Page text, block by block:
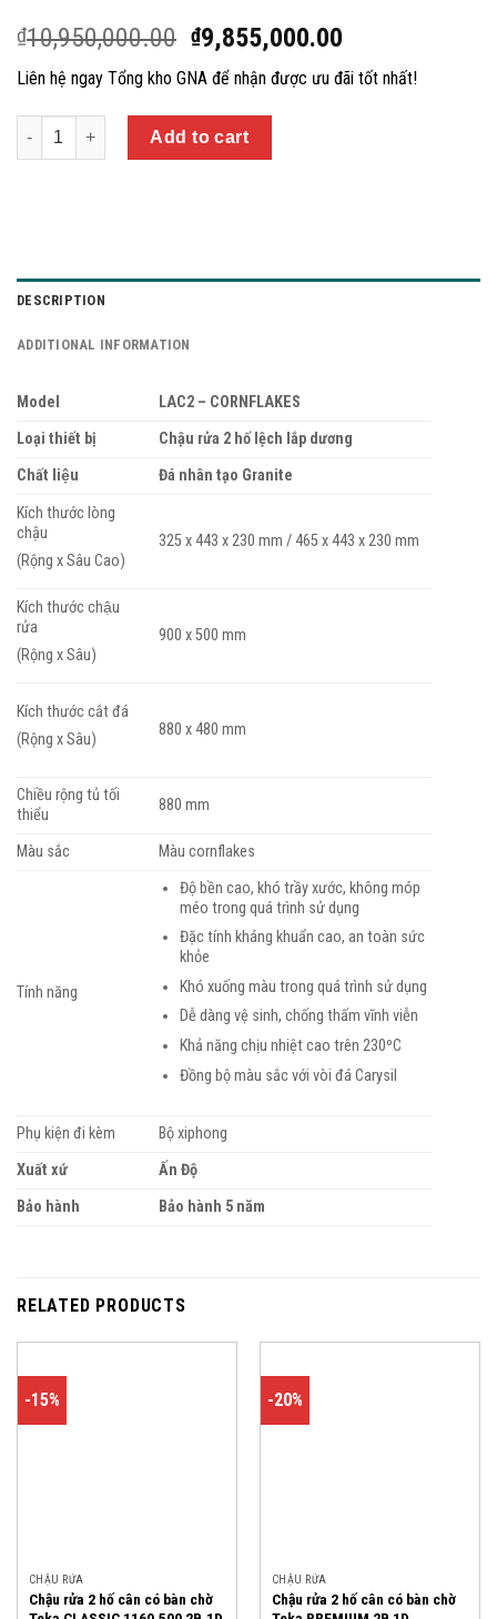
₫10,950,000.00 ₫9,855,000.00
Liên hệ ngay Tổng kho GNA để nhận được ưu đãi tốt nhất!
Quantity
Add to cart
DESCRIPTION
ADDITIONAL INFORMATION
Model
LAC2 – CORNFLAKES
Loại thiết bị
Chậu rửa 2 hố lệch lắp dương
Chất liệu
Đá nhân tạo Granite
Kích thước lòng
chậu
(Rộng x Sâu Cao)
325 x 443 x 230 mm / 465 x 443 x 230 mm
Kích thước chậu
rửa
(Rộng x Sâu)
900 x 500 mm
Kích thước cắt đá
(Rộng x Sâu)
880 x 480 mm
Chiều rộng tủ tối
thiểu
880 mm
Màu sắc Màu cornflakes
Tính năng
Độ bền cao, khó trầy xước, không móp
méo trong quá trình sử dụng
Đặc tính kháng khuẩn cao, an toàn sức
khỏe
Khó xuống màu trong quá trình sử dụng
Dễ dàng vệ sinh, chống thấm vĩnh viễn
Khả năng chịu nhiệt cao trên 230ºC
Đồng bộ màu sắc với vòi đá Carysil
Phụ kiện đi kèm
Bộ xiphong
Xuất xứ
Ấn Độ
Bảo hành
Bảo hành 5 năm
RELATED PRODUCTS
-15%
CHẬU RỬA
Chậu rửa 2 hố cân có bàn chờ
-20%
CHẬU RỬA
Chậu rửa 2 hố cân có bàn chờ